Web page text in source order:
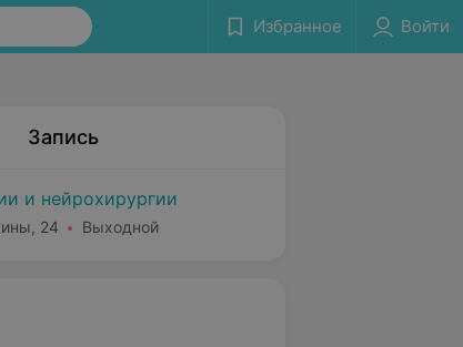
Избранное Войти
Запись
и нейрохирургии
24 Выходной